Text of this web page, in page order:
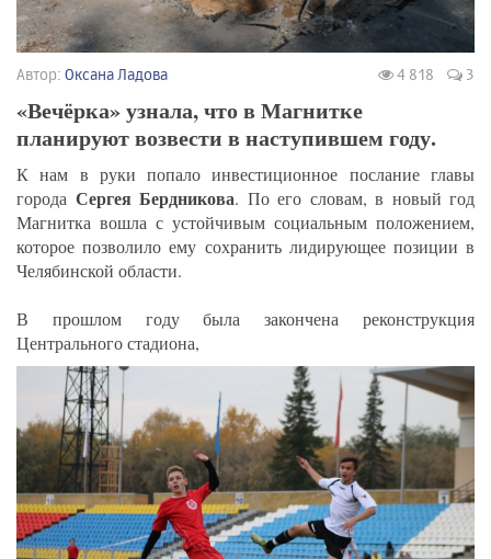
Автор: Оксана Ладова 4 818 3
«Вечёрка» узнала, что в Магнитке
планируют возвести в наступившем году.
К нам в руки попало инвестиционное послание главы
города Сергея Бердникова. По его словам, в новый год
Магнитка вошла с устойчивым социальным положением,
которое позволило ему сохранить лидирующее позиции в
Челябинской области.
В прошлом году была закончена реконструкция
Центрального стадиона,